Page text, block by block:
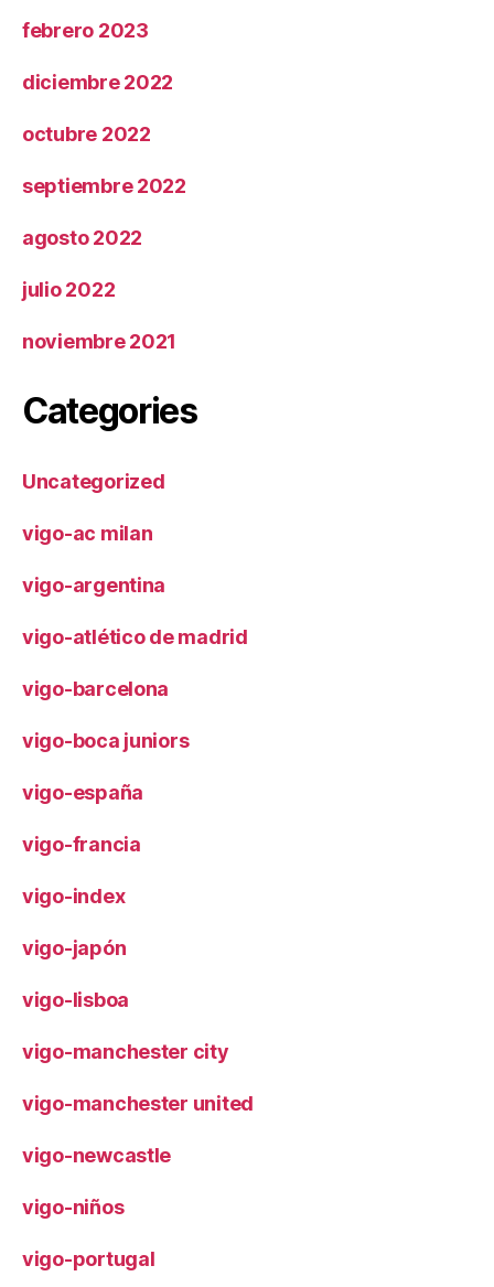
febrero 2023
diciembre 2022
octubre 2022
septiembre 2022
agosto 2022
julio 2022
noviembre 2021
Categories
Uncategorized
vigo-ac milan
vigo-argentina
vigo-atlético de madrid
vigo-barcelona
vigo-boca juniors
vigo-españa
vigo-francia
vigo-index
vigo-japón
vigo-lisboa
vigo-manchester city
vigo-manchester united
vigo-newcastle
vigo-niños
vigo-portugal